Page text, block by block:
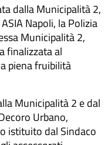
dalla Municipalità 2,
Napoli, la Polizia
Municipalità 2,
finalizzata al
piena fruibilità
Municipalità 2 e dal
Urbano,
istituito dal Sindaco